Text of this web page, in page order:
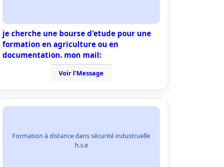
je cherche une bourse d'etude pour une
formation en agriculture ou en
documentation. mon mail:
Voir l'Message
Formation à distance dans sécurité industruelle
h.s.e